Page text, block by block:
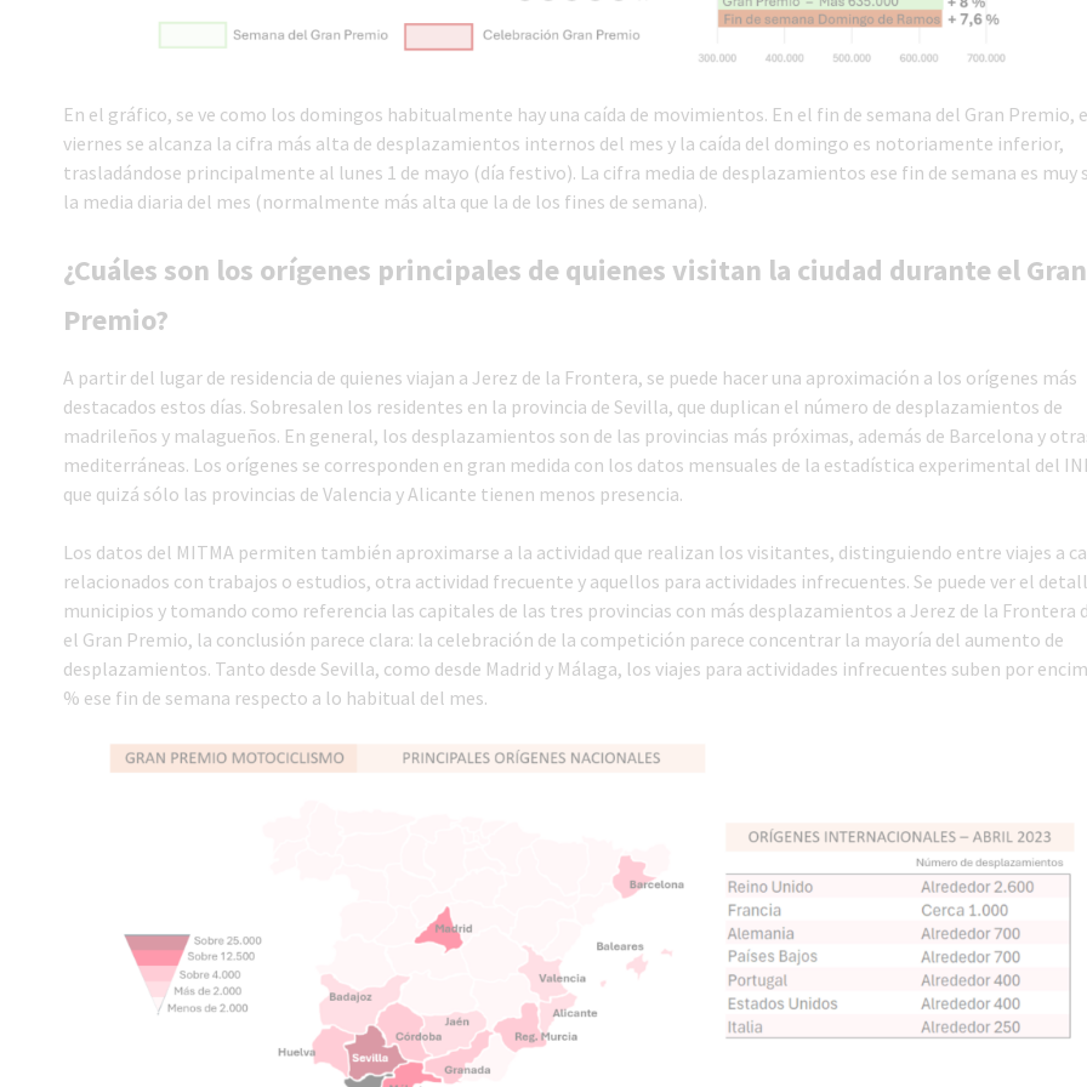
En el gráfico, se ve como los domingos habitualmente hay una caída de movimientos. En el fin de semana del Gran Premio,
viernes se alcanza la cifra más alta de desplazamientos internos del mes y la caída del domingo es notoriamente inferior,
trasladándose principalmente al lunes 1 de mayo (día festivo). La cifra media de desplazamientos ese fin de semana es muy
la media diaria del mes (normalmente más alta que la de los fines de semana).
¿Cuáles son los orígenes principales de quienes visitan la ciudad durante el Gran
Premio?
A partir del lugar de residencia de quienes viajan a Jerez de la Frontera, se puede hacer una aproximación a los orígenes más
destacados estos días. Sobresalen los residentes en la provincia de Sevilla, que duplican el número de desplazamientos de
madrileños y malagueños. En general, los desplazamientos son de las provincias más próximas, además de Barcelona y
mediterráneas. Los orígenes se corresponden en gran medida con los datos mensuales de la estadística experimental del
que quizá sólo las provincias de Valencia y Alicante tienen menos presencia.
Los datos del MITMA permiten también aproximarse a la actividad que realizan los visitantes, distinguiendo entre viajes a
relacionados con trabajos o estudios, otra actividad frecuente y aquellos para actividades infrecuentes. Se puede ver el
municipios y tomando como referencia las capitales de las tres provincias con más desplazamientos a Jerez de la Frontera
el Gran Premio, la conclusión parece clara: la celebración de la competición parece concentrar la mayoría del aumento de
desplazamientos. Tanto desde Sevilla, como desde Madrid y Málaga, los viajes para actividades infrecuentes suben por
% ese fin de semana respecto a lo habitual del mes.